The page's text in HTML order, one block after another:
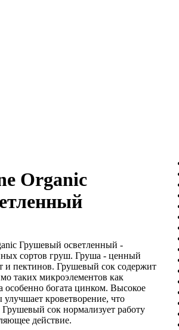
Organic
Грушевый осветленный -
сортов груш. Груша - ценный
и пектинов. Грушевый сок содержит
таких микроэлементов как
богата цинком. Высокое
кроветворение, что
сок нормализует работу
действие.